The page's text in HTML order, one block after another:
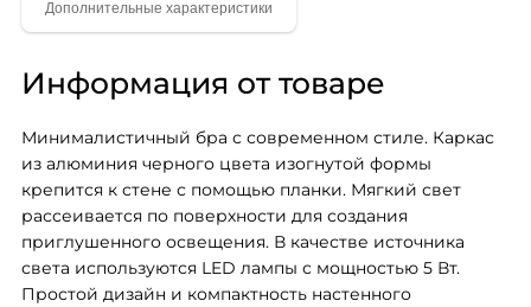
Информация от товаре
Минималистичный бра с современном стиле. Каркас
из алюминия черного цвета изогнутой формы
крепится к стене с помощью планки. Мягкий свет
рассеивается по поверхности для создания
приглушенного освещения. В качестве источника
света используются LED лампы с мощностью 5 Вт.
Простой дизайн и компактность настенного